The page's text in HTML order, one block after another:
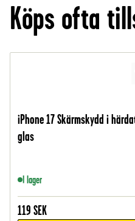
Köps ofta
iPhone 17 Skärmskydd i
glas
I lager
119 SEK